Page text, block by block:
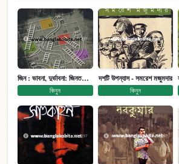
জিন : ভাবনা, দুর্ভাবনা: জিনতত্ত্ব সমাজ ইতিহাস (পেপারব্যাক)
কিনুন
দশটি উপন্যাস - সমরেশ মজুমদার
কিনুন